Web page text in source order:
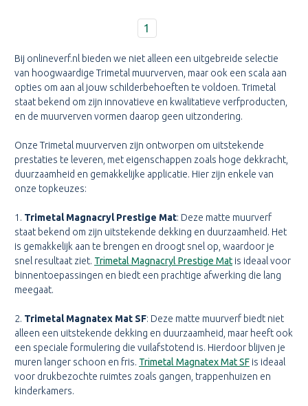
1
Bij onlineverf.nl bieden we niet alleen een uitgebreide selectie
van hoogwaardige Trimetal muurverven, maar ook een scala aan
opties om aan al jouw schilderbehoeften te voldoen. Trimetal
staat bekend om zijn innovatieve en kwalitatieve verfproducten,
en de muurverven vormen daarop geen uitzondering.
Onze Trimetal muurverven zijn ontworpen om uitstekende
prestaties te leveren, met eigenschappen zoals hoge dekkracht,
duurzaamheid en gemakkelijke applicatie. Hier zijn enkele van
onze topkeuzes:
1. Trimetal Magnacryl Prestige Mat: Deze matte muurverf
staat bekend om zijn uitstekende dekking en duurzaamheid. Het
is gemakkelijk aan te brengen en droogt snel op, waardoor je
snel resultaat ziet. Trimetal Magnacryl Prestige Mat is ideaal voor
binnentoepassingen en biedt een prachtige afwerking die lang
meegaat.
2. Trimetal Magnatex Mat SF: Deze matte muurverf biedt niet
alleen een uitstekende dekking en duurzaamheid, maar heeft ook
een speciale formulering die vuilafstotend is. Hierdoor blijven je
muren langer schoon en fris. Trimetal Magnatex Mat SF is ideaal
voor drukbezochte ruimtes zoals gangen, trappenhuizen en
kinderkamers.